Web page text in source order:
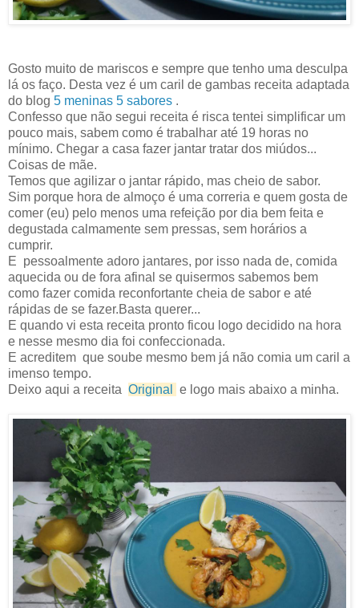
Gosto muito de mariscos e sempre que tenho uma desculpa
lá os faço. Desta vez é um caril de gambas receita adaptada
do blog 5 meninas 5 sabores .
Confesso que não segui receita é risca tentei simplificar um
pouco mais, sabem como é trabalhar até 19 horas no
mínimo. Chegar a casa fazer jantar tratar dos miúdos...
Coisas de mãe.
Temos que agilizar o jantar rápido, mas cheio de sabor.
Sim porque hora de almoço é uma correria e quem gosta de
comer (eu) pelo menos uma refeição por dia bem feita e
degustada calmamente sem pressas, sem horários a
cumprir.
E pessoalmente adoro jantares, por isso nada de, comida
aquecida ou de fora afinal se quisermos sabemos bem
como fazer comida reconfortante cheia de sabor e até
rápidas de se fazer.Basta querer...
E quando vi esta receita pronto ficou logo decidido na hora
e nesse mesmo dia foi confeccionada.
E acreditem que soube mesmo bem já não comia um caril a
imenso tempo.
Deixo aqui a receita Original e logo mais abaixo a minha.